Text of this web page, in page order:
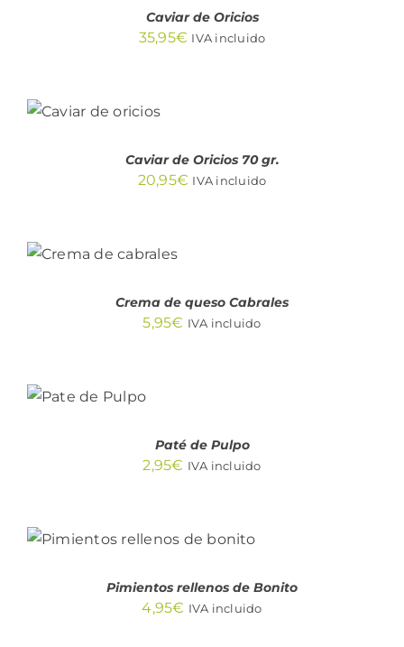
Caviar de Oricios
35,95€ IVA incluido
CARRITO
Caviar de Oricios 70 gr.
20,95€ IVA incluido
CARRITO
Crema de queso Cabrales
5,95€ IVA incluido
CARRITO
Paté de Pulpo
2,95€ IVA incluido
/
Pimientos rellenos de Bonito
4,95€ IVA incluido